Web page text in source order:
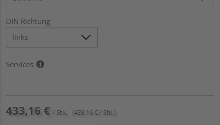
DIN Richtung
Services
433,16 € / Stk. (433,16 € / Stk.)